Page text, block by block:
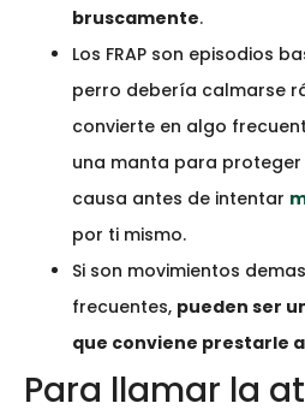
bruscamente.
Los FRAP son episodios
perro debería calmarse
convierte en algo
una manta para
causa antes de intentar
por ti mismo.
Si son movimientos
frecuentes, pueden ser
que conviene prestarle
Para llamar la